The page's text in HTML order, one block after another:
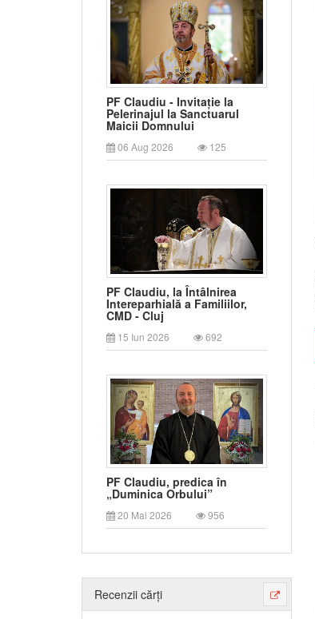
PF Claudiu - Invitație la
Pelerinajul la Sanctuarul
Maicii Domnului
06 Aug 2026 125
PF Claudiu, la Întâlnirea
Intereparhială a Familiilor,
CMD - Cluj
15 Iun 2026 692
PF Claudiu, predica în
„Duminica Orbului”
20 Mai 2026 956
Recenzii cărți